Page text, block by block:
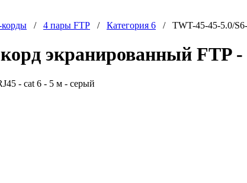
/ 4 пары FTP / Категория 6 / TWT-45-45-5.0/
экранированный FTP